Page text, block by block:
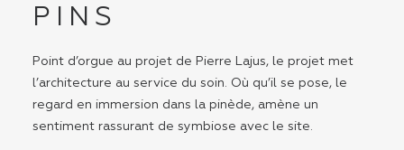
PINS
Point d’orgue au projet de Pierre Lajus, le projet met
l’architecture au service du soin. Où qu’il se pose, le
regard en immersion dans la pinède, amène un
sentiment rassurant de symbiose avec le site.